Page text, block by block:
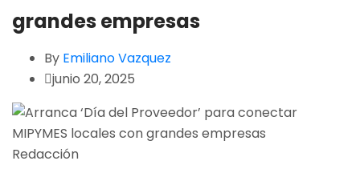
grandes empresas
By Emiliano Vazquez
junio 20, 2025
Redacción